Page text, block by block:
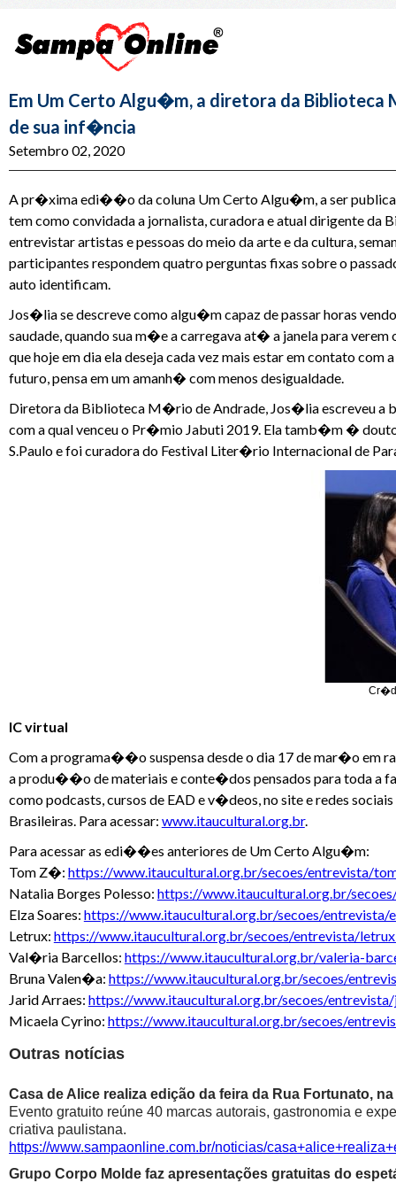
Em Um Certo Algu�m, a diretora da
de sua inf�ncia
Setembro 02, 2020
A pr�xima edi��o da coluna Um Certo Algu�m, a ser
tem como convidada a jornalista, curadora e atual dirigente
entrevistar artistas e pessoas do meio da arte e da cultura,
participantes respondem quatro perguntas fixas sobre o
auto identificam.
Jos�lia se descreve como algu�m capaz de passar horas
saudade, quando sua m�e a carregava at� a janela para
que hoje em dia ela deseja cada vez mais estar em contato
futuro, pensa em um amanh� com menos desigualdade.
Diretora da Biblioteca M�rio de Andrade, Jos�lia escreveu a
com a qual venceu o Pr�mio Jabuti 2019. Ela tamb�m �
S.Paulo e foi curadora do Festival Liter�rio Internacional de
IC virtual
Com a programa��o suspensa desde o dia 17 de mar�o
a produ��o de materiais e conte�dos pensados para toda
como podcasts, cursos de EAD e v�deos, no site e redes
Brasileiras. Para acessar: www.itaucultural.org.br.
Para acessar as edi��es anteriores de Um Certo Algu�m:
Tom Z�: https://www.itaucultural.org.br/secoes/entrevista/
Natalia Borges Polesso: https://www.itaucultural.org.br/
Elza Soares: https://www.itaucultural.org.br/secoes/entrevista/
Letrux: https://www.itaucultural.org.br/secoes/entrevista/
Val�ria Barcellos: https://www.itaucultural.org.br/valeria-
Bruna Valen�a: https://www.itaucultural.org.br/secoes/
Jarid Arraes: https://www.itaucultural.org.br/secoes/
Micaela Cyrino: https://www.itaucultural.org.br/secoes/
Outras notícias
Casa de Alice realiza edição da feira da Rua Fortunato,
Evento gratuito reúne 40 marcas autorais, gastronomia e
criativa paulistana.
https://www.sampaonline.com.br/noticias/
Grupo Corpo Molde faz apresentações gratuitas do